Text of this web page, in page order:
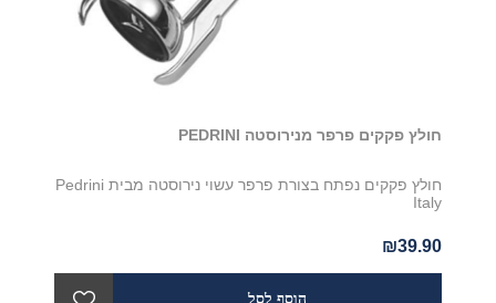
חולץ פקקים פרפר מנירוסטה PEDRINI
חולץ פקקים נפתח בצורת פרפר עשוי נירוסטה מבית Pedrini
Italy
₪39.90